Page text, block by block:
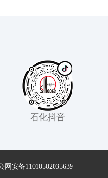
石化抖音
网安备11010502035639